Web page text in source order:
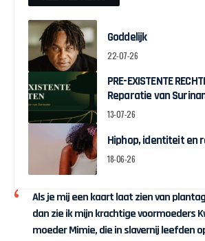
Goddelijk
22-07-26
PRE-EXISTENTE
Reparatie van
13-07-26
Hiphop, identiteit en
18-06-26
Als je mij een kaart laat zien van
dan zie ik mijn krachtige voormoeders
moeder Mimie, die in slavernij leefden